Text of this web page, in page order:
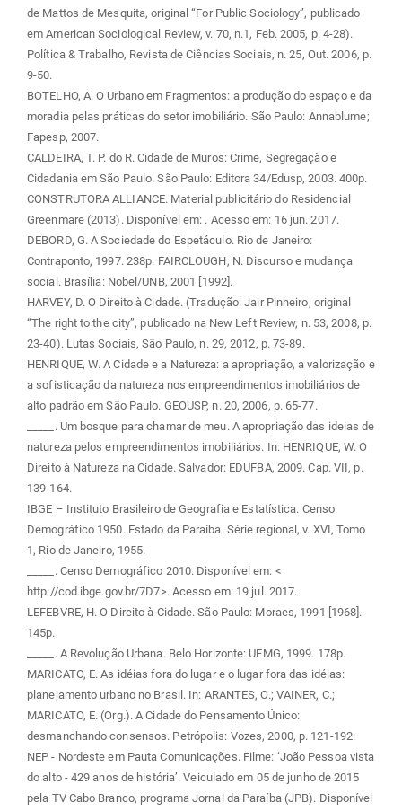
de Mattos de Mesquita, original “For Public Sociology”, publicado
em American Sociological Review, v. 70, n.1, Feb. 2005, p. 4-28).
Política & Trabalho, Revista de Ciências Sociais, n. 25, Out. 2006, p.
9-50.
BOTELHO, A. O Urbano em Fragmentos: a produção do espaço e da
moradia pelas práticas do setor imobiliário. São Paulo: Annablume;
Fapesp, 2007.
CALDEIRA, T. P. do R. Cidade de Muros: Crime, Segregação e
Cidadania em São Paulo. São Paulo: Editora 34/Edusp, 2003. 400p.
CONSTRUTORA ALLIANCE. Material publicitário do Residencial
Greenmare (2013). Disponível em: . Acesso em: 16 jun. 2017.
DEBORD, G. A Sociedade do Espetáculo. Rio de Janeiro:
Contraponto, 1997. 238p. FAIRCLOUGH, N. Discurso e mudança
social. Brasília: Nobel/UNB, 2001 [1992].
HARVEY, D. O Direito à Cidade. (Tradução: Jair Pinheiro, original
“The right to the city”, publicado na New Left Review, n. 53, 2008, p.
23-40). Lutas Sociais, São Paulo, n. 29, 2012, p. 73-89.
HENRIQUE, W. A Cidade e a Natureza: a apropriação, a valorização e
a sofisticação da natureza nos empreendimentos imobiliários de
alto padrão em São Paulo. GEOUSP, n. 20, 2006, p. 65-77.
_____. Um bosque para chamar de meu. A apropriação das ideias de
natureza pelos empreendimentos imobiliários. In: HENRIQUE, W. O
Direito à Natureza na Cidade. Salvador: EDUFBA, 2009. Cap. VII, p.
139-164.
IBGE – Instituto Brasileiro de Geografia e Estatística. Censo
Demográfico 1950. Estado da Paraíba. Série regional, v. XVI, Tomo
1, Rio de Janeiro, 1955.
_____. Censo Demográfico 2010. Disponível em: <
http://cod.ibge.gov.br/7D7>. Acesso em: 19 jul. 2017.
LEFEBVRE, H. O Direito à Cidade. São Paulo: Moraes, 1991 [1968].
145p.
_____. A Revolução Urbana. Belo Horizonte: UFMG, 1999. 178p.
MARICATO, E. As idéias fora do lugar e o lugar fora das idéias:
planejamento urbano no Brasil. In: ARANTES, O.; VAINER, C.;
MARICATO, E. (Org.). A Cidade do Pensamento Único:
desmanchando consensos. Petrópolis: Vozes, 2000, p. 121-192.
NEP - Nordeste em Pauta Comunicações. Filme: ‘João Pessoa vista
do alto - 429 anos de história’. Veiculado em 05 de junho de 2015
pela TV Cabo Branco, programa Jornal da Paraíba (JPB). Disponível